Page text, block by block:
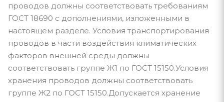
проводов должны соответствовать требованиям
ГОСТ 18690 с дополнениями, изложенными в
настоящем разделе. Условия транспортирования
проводов в части воздействия климатических
факторов внешней среды должны
соответствовать группе Ж1 по ГОСТ 15150.Условия
хранения проводов должны соответствовать
группе Ж2 по ГОСТ 15150.Допускается хранение